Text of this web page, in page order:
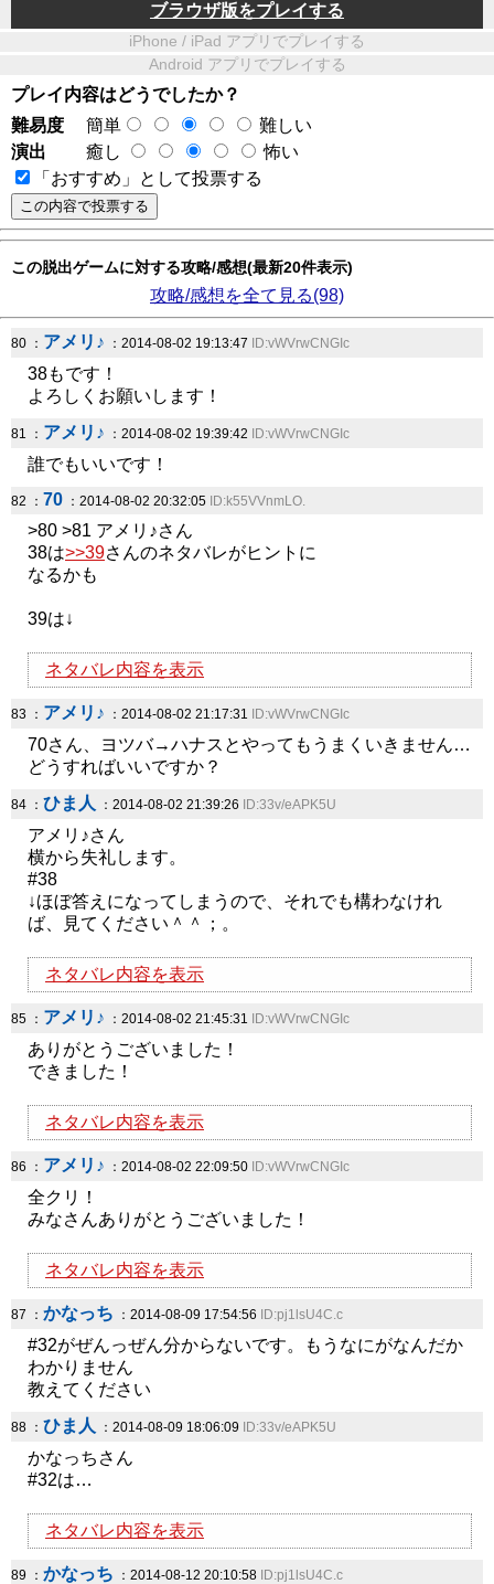
ブラウザ版をプレイする
iPhone / iPad アプリでプレイする
Android アプリでプレイする
プレイ内容はどうでしたか？
難易度
簡単
難しい
演出
癒し
怖い
「おすすめ」として投票する
この脱出ゲームに対する攻略/感想(最新20件表示)
攻略/感想を全て見る(98)
80 ： アメリ♪ ：2014-08-02 19:13:47 ID:vWVrwCNGIc
38もです！
よろしくお願いします！
81 ： アメリ♪ ：2014-08-02 19:39:42 ID:vWVrwCNGIc
誰でもいいです！
82 ： 70 ：2014-08-02 20:32:05 ID:k55VVnmLO.
>80 >81 アメリ♪さん
38は>>39さんのネタバレがヒントに
なるかも
39は↓
ネタバレ内容を表示
83 ： アメリ♪ ：2014-08-02 21:17:31 ID:vWVrwCNGIc
70さん、ヨツバ→ハナスとやってもうまくいきません…
どうすればいいですか？
84 ： ひま人 ：2014-08-02 21:39:26 ID:33v/eAPK5U
アメリ♪さん
横から失礼します。
#38
↓ほぼ答えになってしまうので、それでも構わなけれ
ば、見てください＾＾；。
ネタバレ内容を表示
85 ： アメリ♪ ：2014-08-02 21:45:31 ID:vWVrwCNGIc
ありがとうございました！
できました！
ネタバレ内容を表示
86 ： アメリ♪ ：2014-08-02 22:09:50 ID:vWVrwCNGIc
全クリ！
みなさんありがとうございました！
ネタバレ内容を表示
87 ： かなっち ：2014-08-09 17:54:56 ID:pj1lsU4C.c
#32がぜんっぜん分からないです。もうなにがなんだか
わかりません
教えてください
88 ： ひま人 ：2014-08-09 18:06:09 ID:33v/eAPK5U
かなっちさん
#32は…
ネタバレ内容を表示
89 ： かなっち ：2014-08-12 20:10:58 ID:pj1lsU4C.c